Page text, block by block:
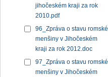
jihočeském kraji za rok
2010.pdf
96_Zpráva o stavu romské
menšiny v Jihočeském
kraji za rok 2012.doc
97_Zpráva o stavu romské
menšiny v Jihočeském